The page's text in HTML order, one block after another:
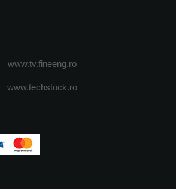
www.tv.fineeng.ro
www.techstock.ro